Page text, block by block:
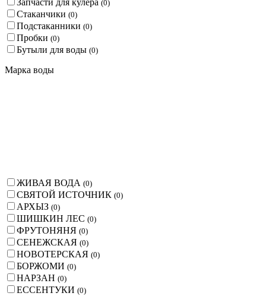
(0)
Стаканчики (0)
Подстаканники (0)
Пробки (0)
Бутыли для воды (0)
Марка воды
ЖИВАЯ ВОДА (0)
СВЯТОЙ ИСТОЧНИК (0)
АРХЫЗ (0)
ШИШКИН ЛЕС (0)
ФРУТОНЯНЯ (0)
СЕНЕЖСКАЯ (0)
НОВОТЕРСКАЯ (0)
БОРЖОМИ (0)
НАРЗАН (0)
ЕССЕНТУКИ (0)